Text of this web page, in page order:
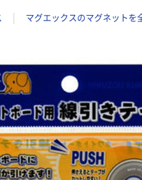
マグエックスのマグネットを